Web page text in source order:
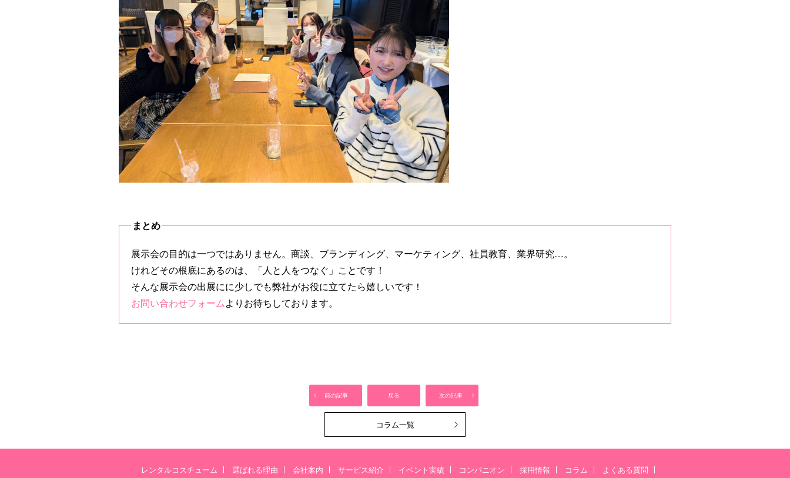
まとめ
展示会の目的は一つではありません。商談、ブランディング、マーケティング、社員教育、業界研究…。
けれどその根底にあるのは、「人と人をつなぐ」ことです！
そんな展示会の出展にに少しでも弊社がお役に立てたら嬉しいです！
お問い合わせフォームよりお待ちしております。
前の記事 戻る 次の記事
コラム一覧
レンタルコスチューム 選ばれる理由 会社案内 サービス紹介 イベント実績 コンパニオン 採用情報 コラム よくある質問